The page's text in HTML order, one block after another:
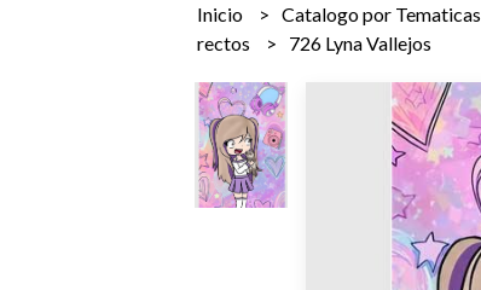
Inicio Catalogo por Tematicas
rectos
726 Lyna Vallejos